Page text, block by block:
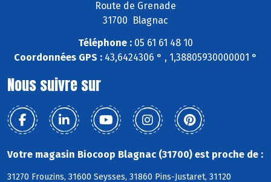
Route de Grenade
31700 Blagnac
Téléphone : 05 61 61 48 10
Coordonnées GPS : 43,6424306 ° , 1,38805930000001 °
Nous suivre sur
Votre magasin Biocoop Blagnac (31700) est proche de :
31270 Frouzins, 31600 Seysses, 31860 Pins-Justaret, 31120